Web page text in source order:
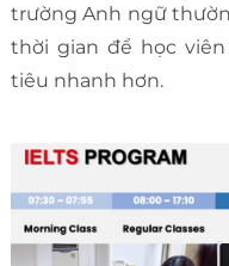
trường Anh ngữ
thời gian để học
tiêu nhanh hơn.